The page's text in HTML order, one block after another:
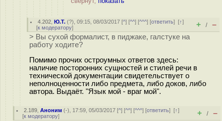
4.202 ,Ю.Т. (?), 09:15, 08/03/2017 [^] [^^] [^^^] [ответить][↑]
[к модератору] + / –
> Вы сухой формалист, в пиджаке, галстуке на
работу ходите?
Помимо прочих остроумных ответов здесь:
наличие посторонних сущностей и стилей речи в
технической документации свидетельствует о
неполноценности либо предмета, либо доков, либо
автора. Выдаёт. "Язык мой - враг мой".
2.189 ,Аноним (-), 17:59, 05/03/2017 [^] [^^] [^^^] [ответить][↑]
[к модератору] + / –